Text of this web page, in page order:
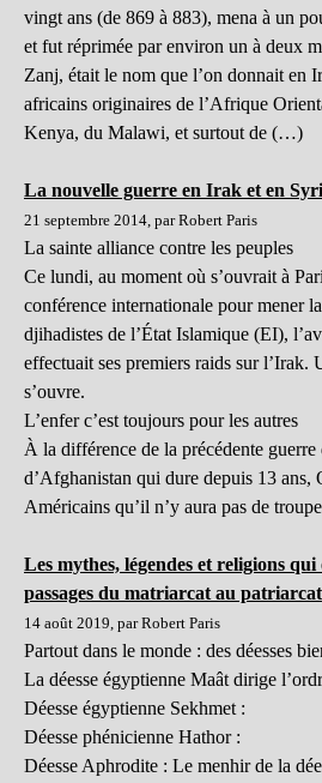
vingt ans (de 869 à 883), mena à un
et fut réprimée par environ un à deux
Zanj, était le nom que l’on donnait en
africains originaires de l’Afrique
Kenya, du Malawi, et surtout de (…)
La nouvelle guerre en Irak et en
21 septembre 2014, par Robert Paris
La sainte alliance contre les peuples
Ce lundi, au moment où s’ouvrait à
conférence internationale pour mener
djihadistes de l’État Islamique (EI),
effectuait ses premiers raids sur l’Irak.
s’ouvre.
L’enfer c’est toujours pour les autres
À la différence de la précédente guerre
d’Afghanistan qui dure depuis 13 ans,
Américains qu’il n’y aura pas de
Les mythes, légendes et religions qui
passages du matriarcat au patriarcat
14 août 2019, par Robert Paris
Partout dans le monde : des déesses
La déesse égyptienne Maât dirige
Déesse égyptienne Sekhmet :
Déesse phénicienne Hathor :
Déesse Aphrodite : Le menhir de la